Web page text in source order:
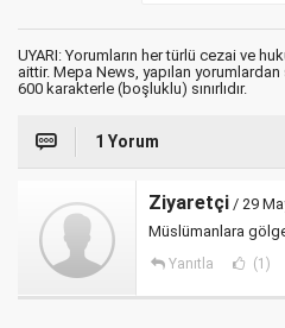
UYARI: Yorumların her türlü cezai ve
aittir. Mepa News, yapılan
600 karakterle (boşluklu) sınırlıdır.
1 Yorum
Ziyaretçi / 29
Müslümanlara
Yanıtla (1)